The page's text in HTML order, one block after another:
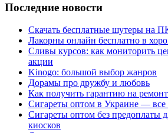
Последние новости
Скачать бесплатные шутеры на
Лакорны онлайн бесплатно в
Сливы курсов: как мониторить
акции
Kinogo: большой выбор жанров
Дорамы про дружбу и любовь
Как получить гарантию на
Сигареты оптом в Украине —
Сигареты оптом без предоплаты
киосков